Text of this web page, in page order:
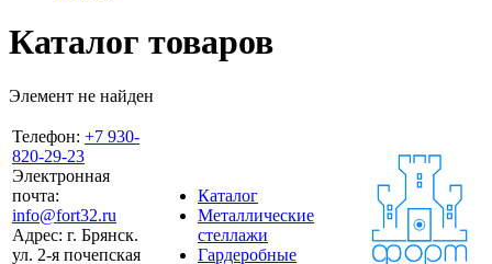
Каталог товаров
Элемент не найден
Телефон: +7 930-
820-29-23
Электронная
почта:
info@fort32.ru
Адрес: г. Брянск.
ул. 2-я почепская
Каталог
Металлические
стеллажи
Гардеробные